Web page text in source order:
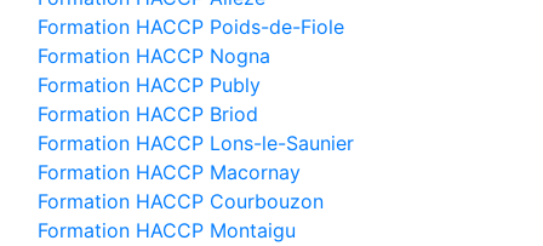
Formation HACCP Poids-de-Fiole
Formation HACCP Nogna
Formation HACCP Publy
Formation HACCP Briod
Formation HACCP Lons-le-Saunier
Formation HACCP Macornay
Formation HACCP Courbouzon
Formation HACCP Montaigu